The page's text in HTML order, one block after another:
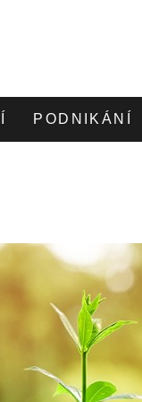
PODNIKÁNÍ